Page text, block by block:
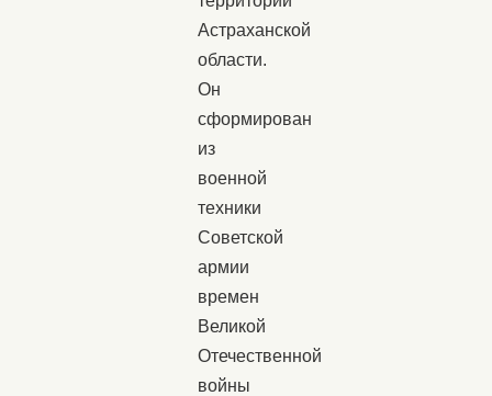
Астраханской
области.
Он
сформирован
из
военной
техники
Советской
армии
времен
Великой
Отечественной
войны